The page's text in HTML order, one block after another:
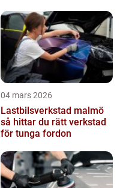
04 mars 2026
Lastbilsverkstad malmö
så hittar du rätt verkstad
för tunga fordon